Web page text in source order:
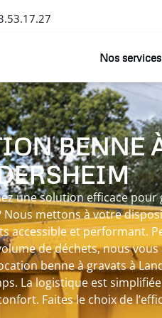
Nos services
BENNE
une solution efficace pour
Nous mettons à votre
accessible et performant.
de déchets, nous
benne à gravats à
La logistique est
Faites le choix de